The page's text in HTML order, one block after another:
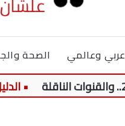
عربي وعالمي الصحة